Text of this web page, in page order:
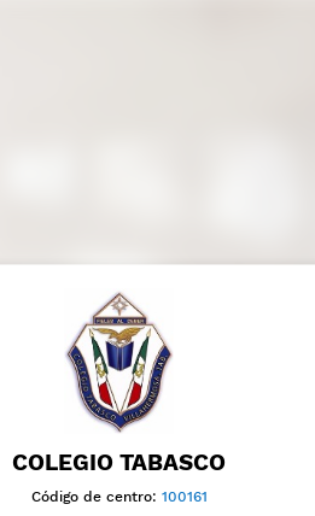
COLEGIO TABASCO
Código de centro: 100161